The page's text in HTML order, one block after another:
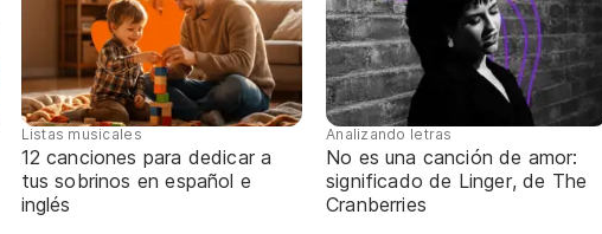
Listas musicales
12 canciones para dedicar a
tus sobrinos en español e
inglés
Analizando letras
No es una canción de amor:
significado de Linger, de The
Cranberries